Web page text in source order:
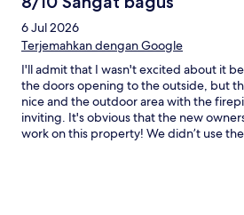
6 Jul 2026
Terjemahkan dengan Google
I'll admit that I wasn't excited about it
the doors opening to the outside, but
nice and the outdoor area with the
inviting. It's obvious that the new
work on this property! We didn’t use